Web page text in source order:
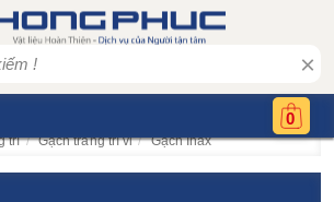
×
0
trí Gạch trang trí vỉ Gạch Inax